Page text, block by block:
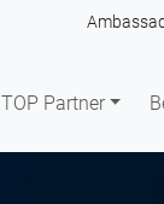
TOP Partner